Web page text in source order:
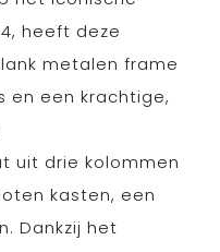
heeft deze
metalen frame
en een krachtige,
uit drie kolommen
kasten, een
Dankzij het